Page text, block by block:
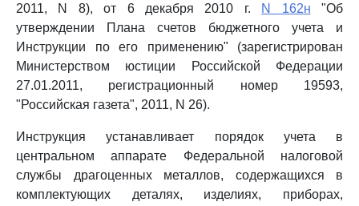
2011, N 8), от 6 декабря 2010 г. N 162н "Об
утверждении Плана счетов бюджетного учета и
Инструкции по его применению" (зарегистрирован
Министерством юстиции Российской Федерации
27.01.2011, регистрационный номер 19593,
"Российская газета", 2011, N 26).
Инструкция устанавливает порядок учета в
центральном аппарате Федеральной налоговой
службы драгоценных металлов, содержащихся в
комплектующих деталях, изделиях, приборах,